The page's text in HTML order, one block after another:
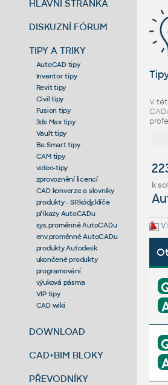
HLAVNÍ STRÁNKA
DISKUZNÍ FÓRUM
TIPY A TRIKY
AutoCAD tipy
Inventor tipy
Revit tipy
Civil tipy
Fusion tipy
3ds Max tipy
Vault tipy
Be.Smart tipy
CAM tipy
video-tipy
zprovoznění licencí
CAD konverze a slovníky
produkty - SP,kódy,klíče
příkazy AutoCADu
sys.proměnné AutoCADu
env.proměnné AutoCADu
produkty Autodesk
ukončené produkty
programování
výuková pásma
VIP tipy
CAD wiki
DOWNLOAD
CAD+BIM BLOKY
PŘEVODNÍKY
V
k